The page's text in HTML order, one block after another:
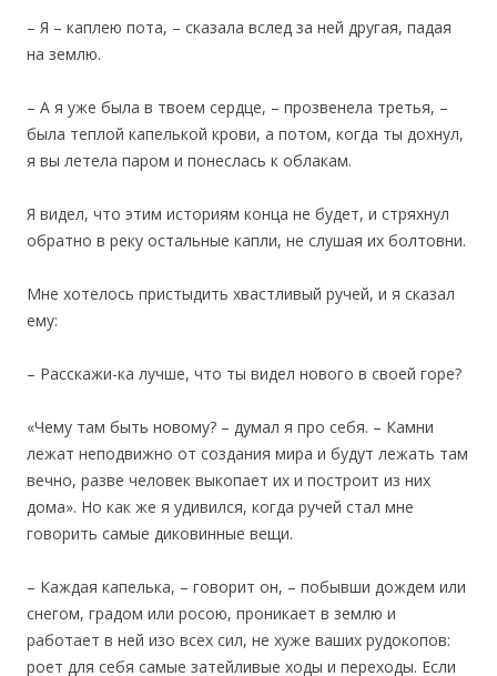
– Я – каплею пота, – сказала вслед за ней другая, падая
на землю.
– А я уже была в твоем сердце, – прозвенела третья, –
была теплой капелькой крови, а потом, когда ты дохнул,
я вы летела паром и понеслась к облакам.
Я видел, что этим историям конца не будет, и стряхнул
обратно в реку остальные капли, не слушая их болтовни.
Мне хотелось пристыдить хвастливый ручей, и я сказал
ему:
– Расскажи-ка лучше, что ты видел нового в своей горе?
«Чему там быть новому? – думал я про себя. – Камни
лежат неподвижно от создания мира и будут лежать там
вечно, разве человек выкопает их и построит из них
дома». Но как же я удивился, когда ручей стал мне
говорить самые диковинные вещи.
– Каждая капелька, – говорит он, – побывши дождем или
снегом, градом или росою, проникает в землю и
работает в ней изо всех сил, не хуже ваших рудокопов:
роет для себя самые затейливые ходы и переходы. Если